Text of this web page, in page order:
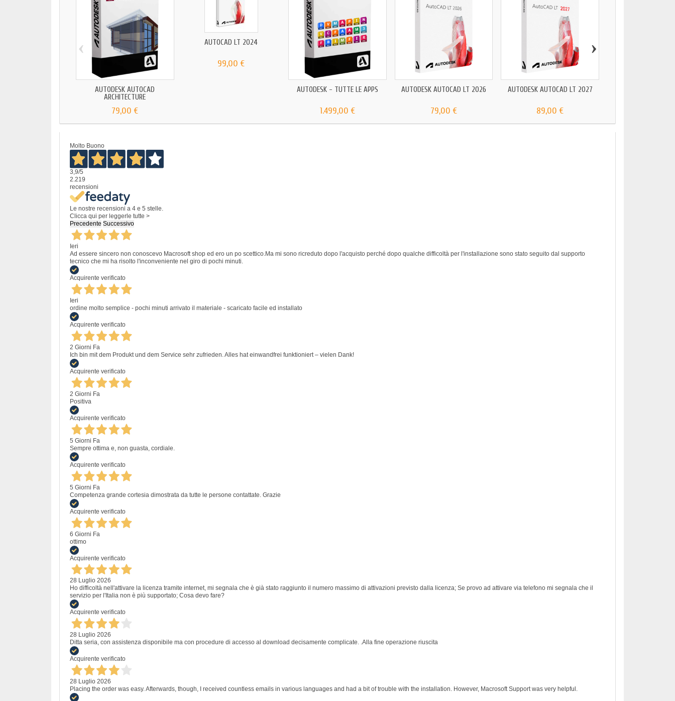
AUTODESK AUTOCAD
ARCHITECTURE
79,00 €
AUTOCAD LT 2024
99,00 €
AUTODESK - TUTTE LE APPS
1.499,00 €
AUTODESK AUTOCAD LT 2026
79,00 €
AUTODESK AUTOCAD LT 2027
89,00 €
‹ ›
Molto Buono
3,9/5
2.219
recensioni
Le nostre recensioni a 4 e 5 stelle.
Clicca qui per leggerle tutte >
Precedente Successivo
Ieri
Ad essere sincero non conoscevo Macrosoft shop ed ero un po scettico.Ma mi sono ricreduto dopo l'acquisto perché dopo qualche difficoltà per l'installazione sono stato seguito dal supporto
tecnico che mi ha risolto l'inconveniente nel giro di pochi minuti.
Acquirente verificato
Ieri
ordine molto semplice - pochi minuti arrivato il materiale - scaricato facile ed installato
Acquirente verificato
2 Giorni Fa
Ich bin mit dem Produkt und dem Service sehr zufrieden. Alles hat einwandfrei funktioniert – vielen Dank!
Acquirente verificato
2 Giorni Fa
Positiva
Acquirente verificato
5 Giorni Fa
Sempre ottima e, non guasta, cordiale.
Acquirente verificato
5 Giorni Fa
Competenza grande cortesia dimostrata da tutte le persone contattate. Grazie
Acquirente verificato
6 Giorni Fa
ottimo
Acquirente verificato
28 Luglio 2026
Ho difficoltà nell'attivare la licenza tramite internet, mi segnala che è già stato raggiunto il numero massimo di attivazioni previsto dalla licenza; Se provo ad attivare via telefono mi segnala che il
servizio per l'Italia non è più supportato; Cosa devo fare?
Acquirente verificato
28 Luglio 2026
Ditta seria, con assistenza disponibile ma con procedure di accesso al download decisamente complicate. .Alla fine operazione riuscita
Acquirente verificato
28 Luglio 2026
Placing the order was easy. Afterwards, though, I received countless emails in various languages and had a bit of trouble with the installation. However, Macrosoft Support was very helpful.